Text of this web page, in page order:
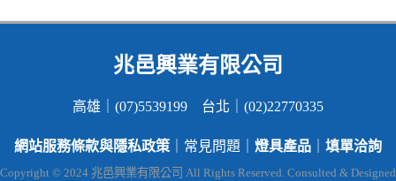
兆邑興業有限公司
高雄｜(07)5539199 台北｜(02)22770335
網站服務條款與隱私政策 ｜常見問題｜ 燈具產品 填單洽詢
Copyright © 2024 兆邑興業有限公司 All Rights Reserved. Consulted & Designed